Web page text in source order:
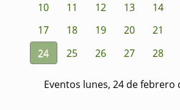
10
11 12 13 14
17
18 19 20 21
24
25 26 27 28
Eventos lunes, 24 de febrero